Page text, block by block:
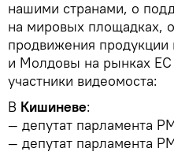
нашими странами, о
на мировых площадках,
продвижения продукции
и Молдовы на рынках
участники видеомоста:
В Кишиневе:
— депутат парламента
— депутат парламента